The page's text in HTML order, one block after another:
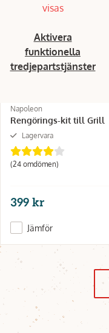
visas
Aktivera
funktionella
tredjepartstjänster
Napoleon
Rengörings-kit till Grill
Lagervara
(24 omdömen)
399 kr
Jämför